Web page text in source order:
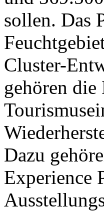
sollen. Das
Cluster-
gehören
Dazu
Experience